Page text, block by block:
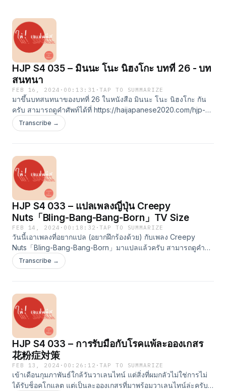
HJP S4 035 – มินนะ โนะ นิฮงโกะ บทที่ 26 - บท
สนทนา
FEB 16, 2024 · 00:13:31 ·TAP TO SUMMARIZE
มาขึ้นบทสนทนาของบทที่ 26 ในหนังสือ มินนะ โนะ นิฮงโกะ กัน
ครับ สามารถดูคำศัพท์ได้ที่ https://haijapanese2020.com/hjp-
s4-035/
Transcribe →
HJP S4 033 – แปลเพลงญี่ปุ่น Creepy
Nuts「Bling-Bang-Bang-Born」TV Size
FEB 14, 2024 · 00:18:32 ·TAP TO SUMMARIZE
วันนี้เอาเพลงที่อยากแปล (อยากฝึกร้องด้วย) กับเพลง Creepy
Nuts「Bling-Bang-Bang-Born」มาแปลแล้วครับ สามารถดูคำ
ศัพท์ได้ที่ https://haijapanese2020.com/hjp-s4-034/
Transcribe →
HJP S4 033 – การรับมือกับโรคแพ้ละอองเกสร
花粉症対策
FEB 13, 2024 · 00:26:12 ·TAP TO SUMMARIZE
เข้าเดือนกุมภาพันธ์ใกล้วันวาเลนไทน์ แต่สิ่งที่ผมกลัวไม่ใช่การไม่
ได้รับช็อคโกแลต แต่เป็นละอองเกสรที่มาพร้อมวาเลนไทน์ล่ะครับ